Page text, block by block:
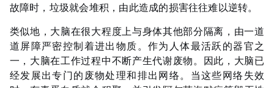
故障时，垃圾就会堆积，由此造成的损害往往难以逆转。
类似地，大脑在很大程度上与身体其他部分隔离，由一道
道屏障严密控制着进出物质。作为人体最活跃的器官之
一，大脑在工作过程中不断产生代谢废物。因此，大脑已
经发展出专门的废物处理和排出网络。当这些网络失效